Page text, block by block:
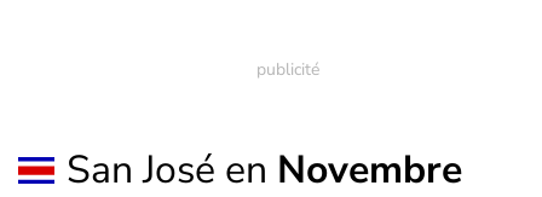
San José en Novembre